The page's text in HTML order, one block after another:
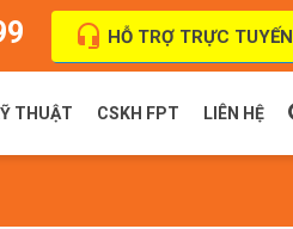
HỖ TRỢ TRỰC TUYẾN
THUẬT CSKH FPT LIÊN HỆ